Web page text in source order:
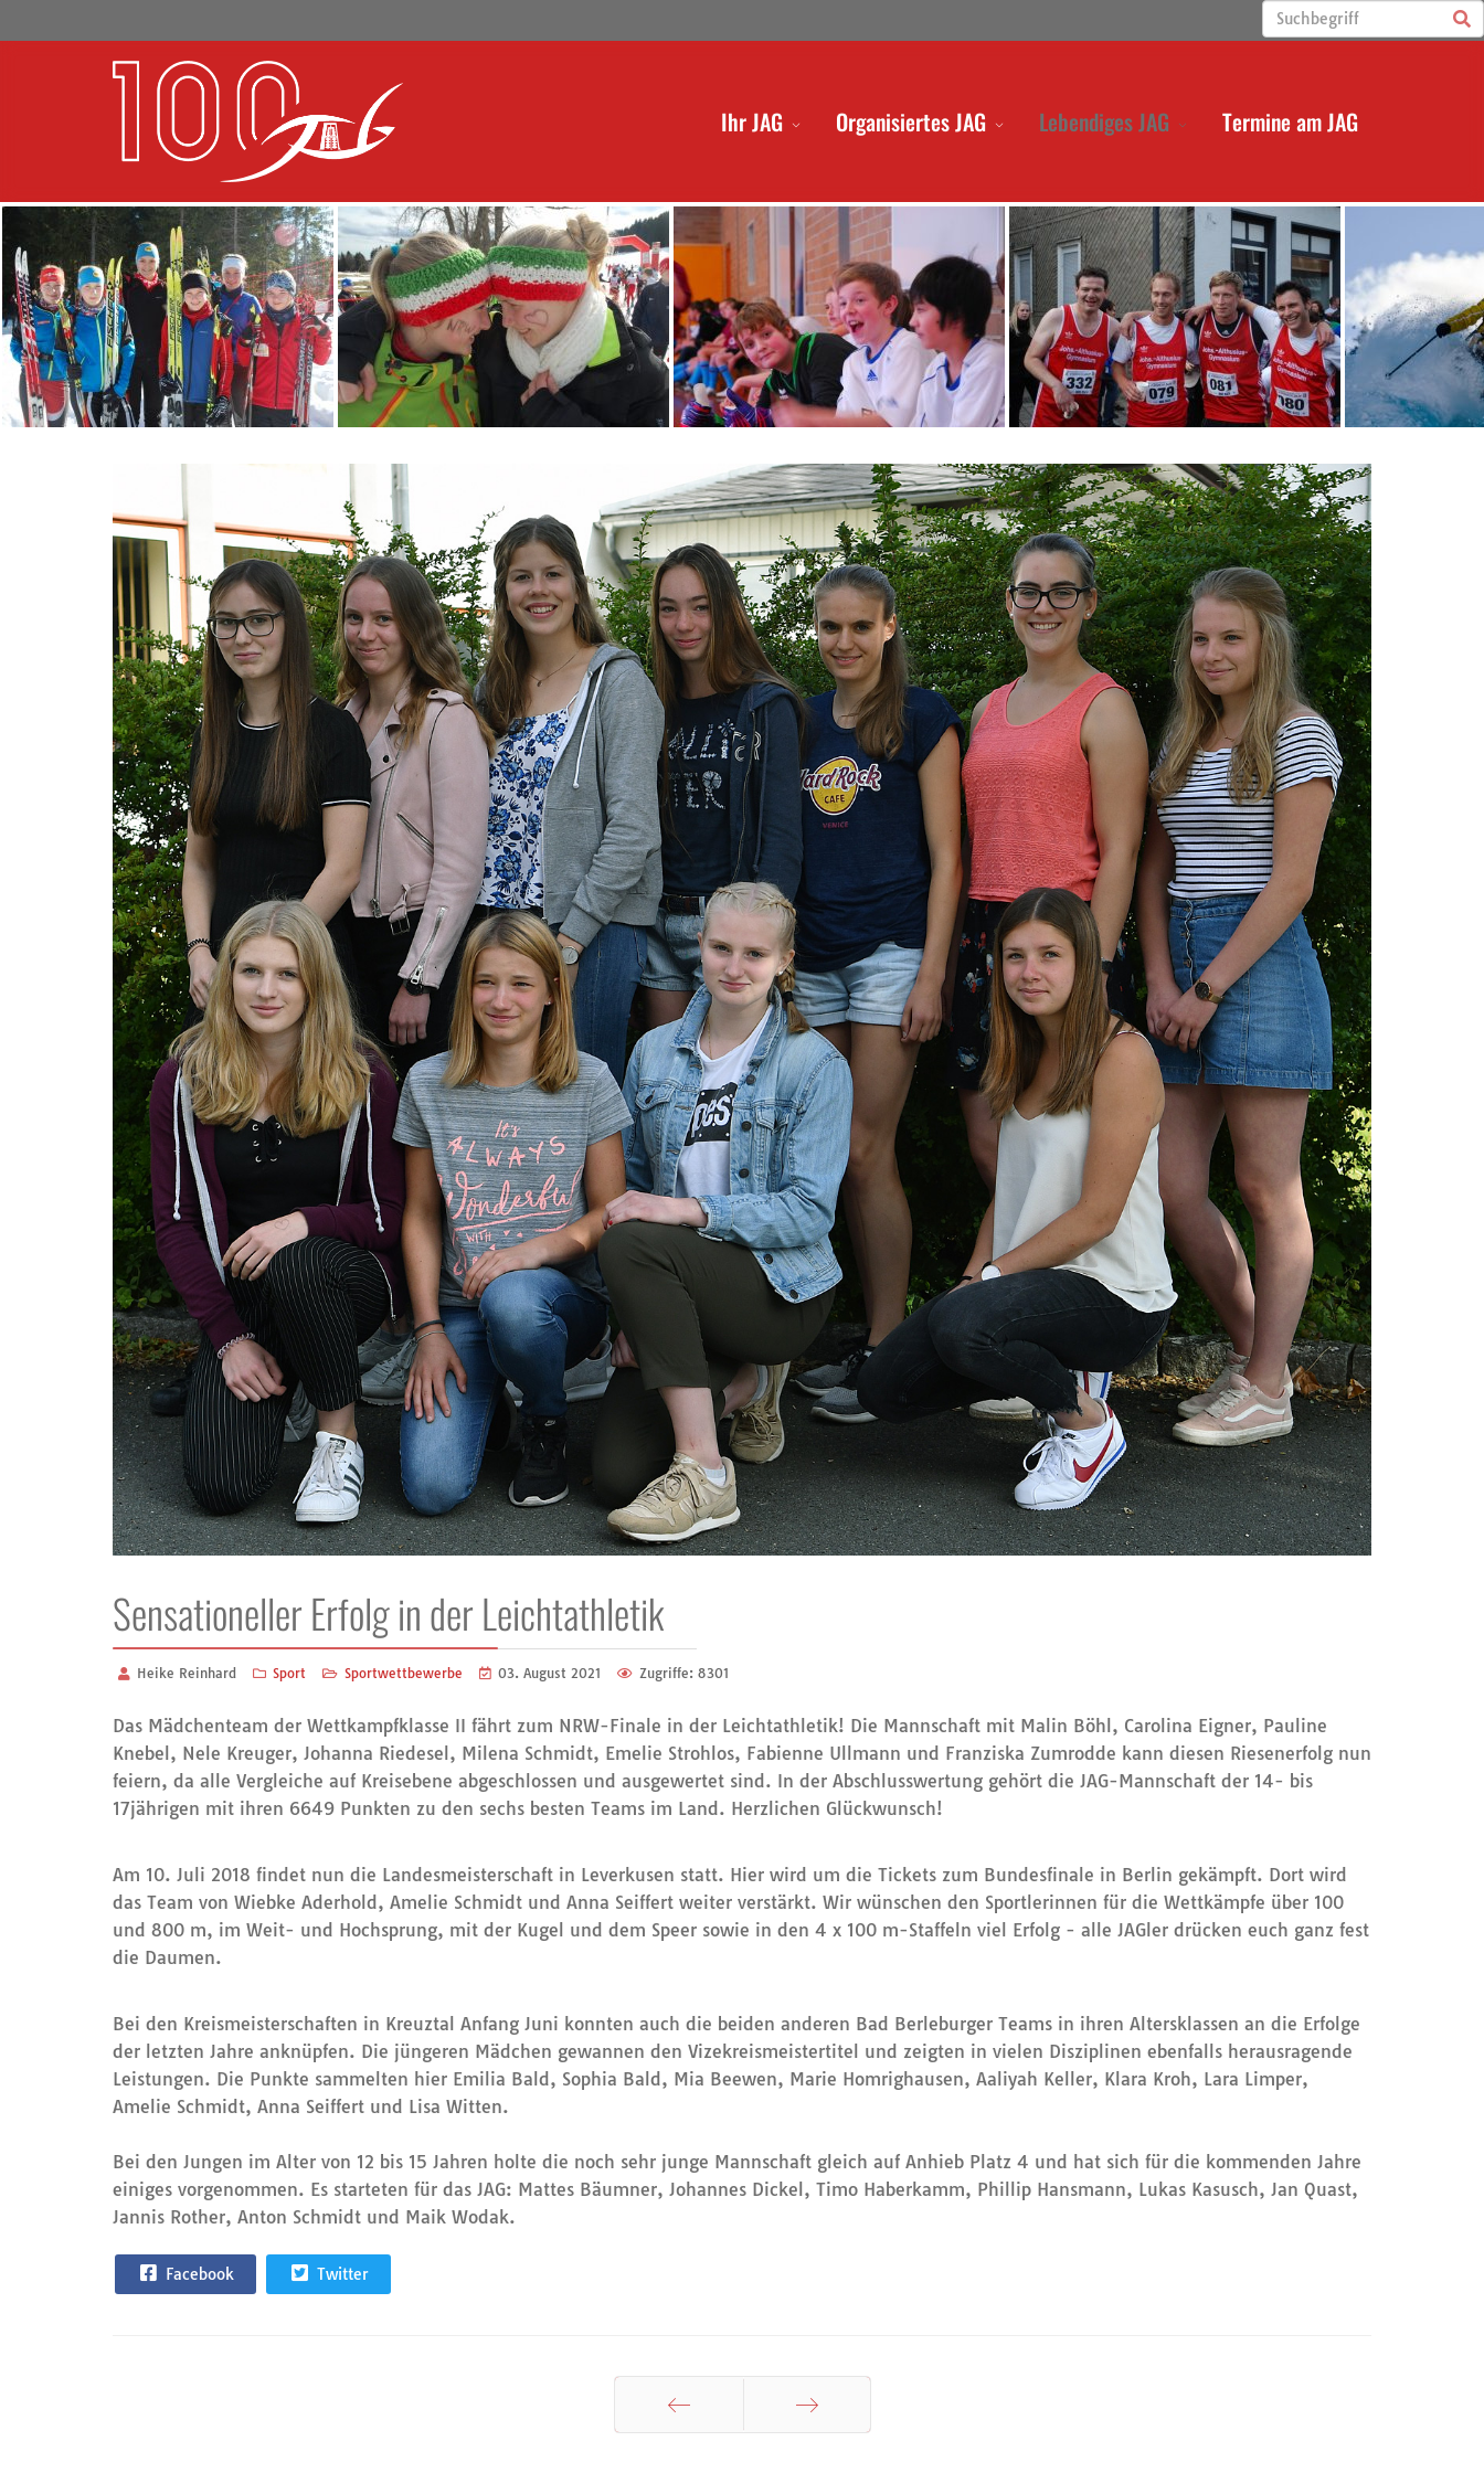
Ihr JAG Organisiertes JAG Lebendiges JAG Termine am JAG
Sensationeller Erfolg in der Leichtathletik
Heike Reinhard Sport Sportwettbewerbe 03. August 2021 Zugriffe: 8301
Das Mädchenteam der Wettkampfklasse II fährt zum NRW-Finale in der Leichtathletik! Die Mannschaft mit Malin Böhl, Carolina Eigner, Pauline
Knebel, Nele Kreuger, Johanna Riedesel, Milena Schmidt, Emelie Strohlos, Fabienne Ullmann und Franziska Zumrodde kann diesen Riesenerfolg nun
feiern, da alle Vergleiche auf Kreisebene abgeschlossen und ausgewertet sind. In der Abschlusswertung gehört die JAG-Mannschaft der 14- bis
17jährigen mit ihren 6649 Punkten zu den sechs besten Teams im Land. Herzlichen Glückwunsch!
Am 10. Juli 2018 findet nun die Landesmeisterschaft in Leverkusen statt. Hier wird um die Tickets zum Bundesfinale in Berlin gekämpft. Dort wird
das Team von Wiebke Aderhold, Amelie Schmidt und Anna Seiffert weiter verstärkt. Wir wünschen den Sportlerinnen für die Wettkämpfe über 100
und 800 m, im Weit- und Hochsprung, mit der Kugel und dem Speer sowie in den 4 x 100 m-Staffeln viel Erfolg - alle JAGler drücken euch ganz fest
die Daumen.
Bei den Kreismeisterschaften in Kreuztal Anfang Juni konnten auch die beiden anderen Bad Berleburger Teams in ihren Altersklassen an die Erfolge
der letzten Jahre anknüpfen. Die jüngeren Mädchen gewannen den Vizekreismeistertitel und zeigten in vielen Disziplinen ebenfalls herausragende
Leistungen. Die Punkte sammelten hier Emilia Bald, Sophia Bald, Mia Beewen, Marie Homrighausen, Aaliyah Keller, Klara Kroh, Lara Limper,
Amelie Schmidt, Anna Seiffert und Lisa Witten.
Bei den Jungen im Alter von 12 bis 15 Jahren holte die noch sehr junge Mannschaft gleich auf Anhieb Platz 4 und hat sich für die kommenden Jahre
einiges vorgenommen. Es starteten für das JAG: Mattes Bäumner, Johannes Dickel, Timo Haberkamm, Phillip Hansmann, Lukas Kasusch, Jan Quast,
Jannis Rother, Anton Schmidt und Maik Wodak.
Facebook Twitter